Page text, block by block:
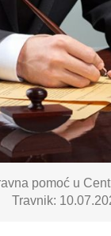
pomoć u
Travnik: